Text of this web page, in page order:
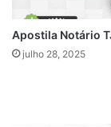
Apostila Notário
julho 28, 2025